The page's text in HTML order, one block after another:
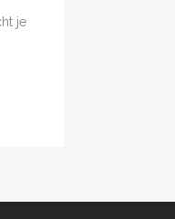
je